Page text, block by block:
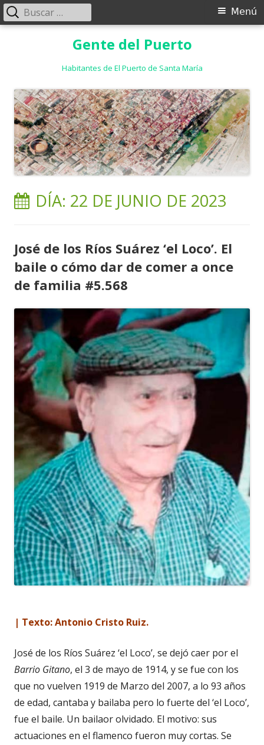
Gente del Puerto
Habitantes de El Puerto de Santa María
Menú
Menú
Buscar:
DÍA: 22 DE JUNIO DE 2023
José de los Ríos Suárez ‘el Loco’. El
baile o cómo dar de comer a once
de familia #5.568
| Texto: Antonio Cristo Ruiz.
José de los Ríos Suárez ‘el Loco’, se dejó caer por el
Barrio Gitano, el 3 de mayo de 1914, y se fue con los
que no vuelven 1919 de Marzo del 2007, a lo 93 años
de edad, cantaba y bailaba pero lo fuerte del ‘el Loco’,
fue el baile. Un bailaor olvidado. El motivo: sus
actuaciones en el flamenco fueron muy cortas. Se